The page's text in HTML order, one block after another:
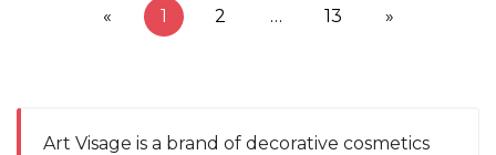
« 1 2 … 13 »
Art Visage is a brand of decorative cosmetics